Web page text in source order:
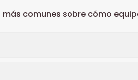
comunes sobre cómo